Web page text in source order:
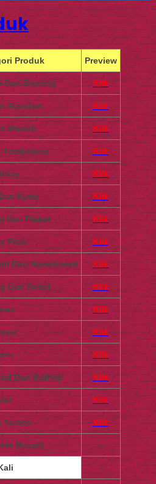
Produk Preview
Dan Dinding Klik
Standart Klik
Mewah Klik
Klik
Klik
Kursi Klik
Dan Plakat Klik
Piala Klik
Dan Nameboard Klik
Dan Relief Klik
Klik
Klik
Klik
Dan Bathup Klik
Klik
Teraso Klik
Mozaik –
–